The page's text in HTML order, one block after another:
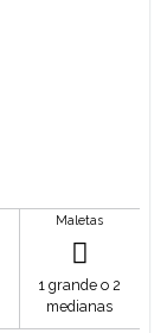
Maletas
1 grande o 2
medianas